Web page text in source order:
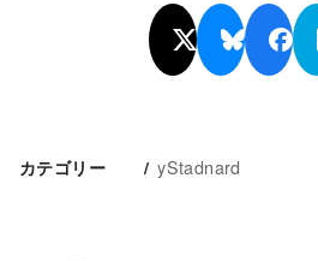
カテゴリー yStadnard